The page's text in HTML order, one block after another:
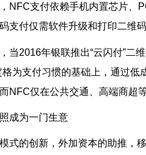
NFC支付依赖手机内置芯片、
支付仅需软件升级和打印二维
当2016年银联推出“云闪付”二
格为支付习惯的基础上，通过
NFC仅在公共交通、高端商超
成为一门生意
式的创新，外加资本的助推，